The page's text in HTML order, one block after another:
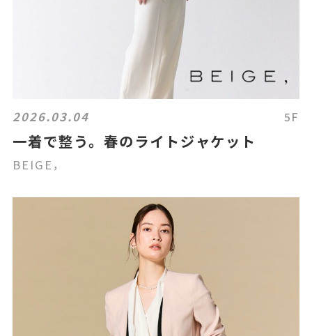
2026.03.04 5F
一着で整う。春のライトジャケット
BEIGE，